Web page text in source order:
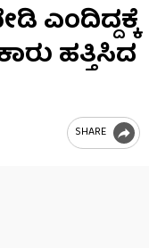
ಎಂದಿದ್ದಕ್ಕೆ
ಹತ್ತಿಸಿದ
SHARE